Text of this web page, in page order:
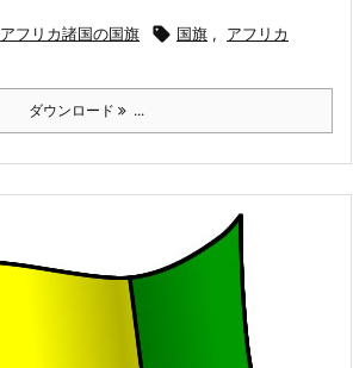
アフリカ諸国の国旗  国旗 , アフリカ
ダウンロード ...